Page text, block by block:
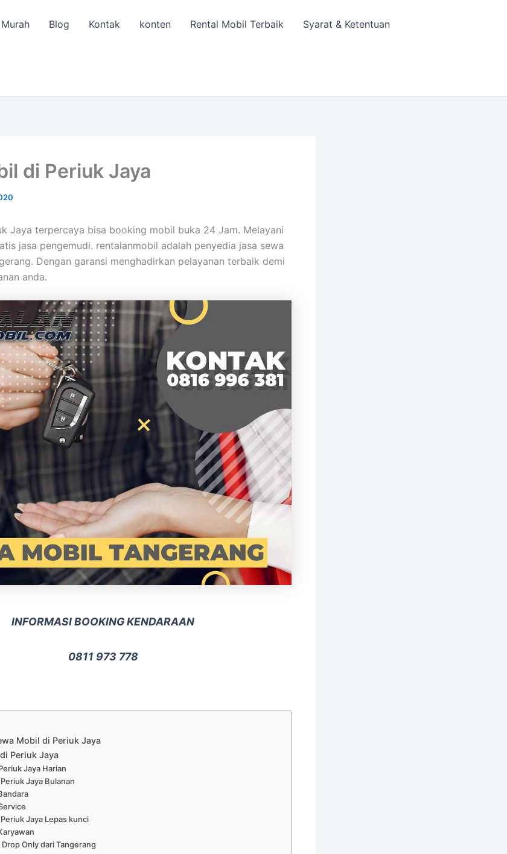
Blog Kontak konten Rental Mobil Terbaik Syarat & Ketentuan
di Periuk Jaya
Jaya terpercaya bisa booking mobil buka 24 Jam. Melayani
jasa pengemudi. rentalanmobil adalah penyedia jasa sewa
Dengan garansi menghadirkan pelayanan terbaik demi
anda.
INFORMASI BOOKING KENDARAAN
0811 973 778
Mobil di Periuk Jaya
Periuk Jaya
Jaya Harian
Jaya Bulanan
Jaya Lepas kunci
Only dari Tangerang